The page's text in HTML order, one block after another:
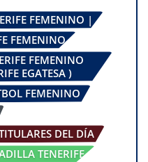
FEMENINO |
FEMENINO
FEMENINO
EGATESA )
FEMENINO
DEL DÍA
TENERIFE